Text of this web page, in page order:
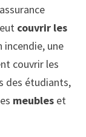
couvrir les
incendie, une
couvrir les
des étudiants,
meubleset